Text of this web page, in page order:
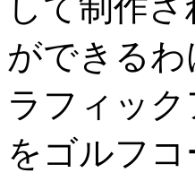
して制作
ができる
ラフィッ
をゴルフ